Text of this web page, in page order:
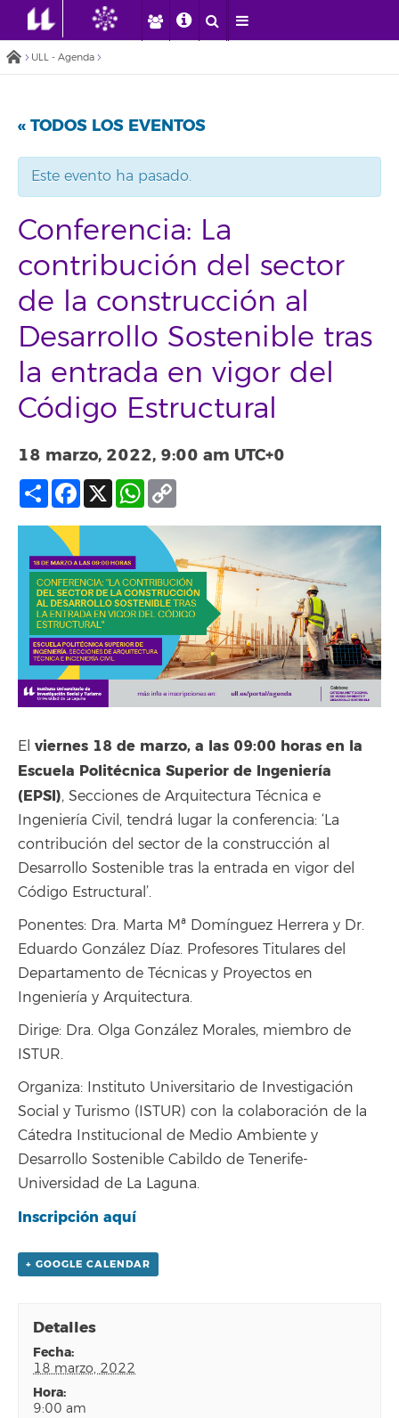
ULL - Agenda
« TODOS LOS EVENTOS
Este evento ha pasado.
Conferencia: La
contribución del sector
de la construcción al
Desarrollo Sostenible tras
la entrada en vigor del
Código Estructural
18 marzo, 2022, 9:00 am UTC+0
Compartir
Facebook
X WhatsApp
El viernes 18 de marzo, a las 09:00 horas en la
Escuela Politécnica Superior de Ingeniería
(EPSI), Secciones de Arquitectura Técnica e
Ingeniería Civil, tendrá lugar la conferencia: ‘La
contribución del sector de la construcción al
Desarrollo Sostenible tras la entrada en vigor del
Código Estructural’.
Ponentes: Dra. Marta Mª Domínguez Herrera y Dr.
Eduardo González Díaz. Profesores Titulares del
Departamento de Técnicas y Proyectos en
Ingeniería y Arquitectura.
Dirige: Dra. Olga González Morales, miembro de
ISTUR.
Organiza: Instituto Universitario de Investigación
Social y Turismo (ISTUR) con la colaboración de la
Cátedra Institucional de Medio Ambiente y
Desarrollo Sostenible Cabildo de Tenerife-
Universidad de La Laguna.
Inscripción aquí
+ GOOGLE CALENDAR
Detalles
fecha:
18 marzo, 2022
hora:
9:00 am